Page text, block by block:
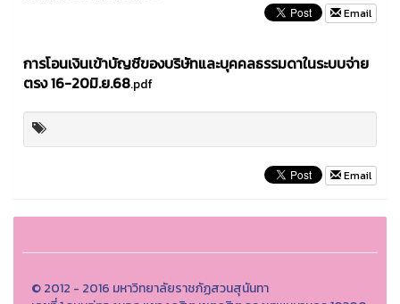
Email
การโอนเงินเข้าบัญชีของบริษัทและบุคคลธรรมดาในระบบจ่าย
ตรง 16-20มิ.ย.68.pdf
Email
© 2012 - 2016 มหาวิทยาลัยราชภัฏสวนสุนันทา